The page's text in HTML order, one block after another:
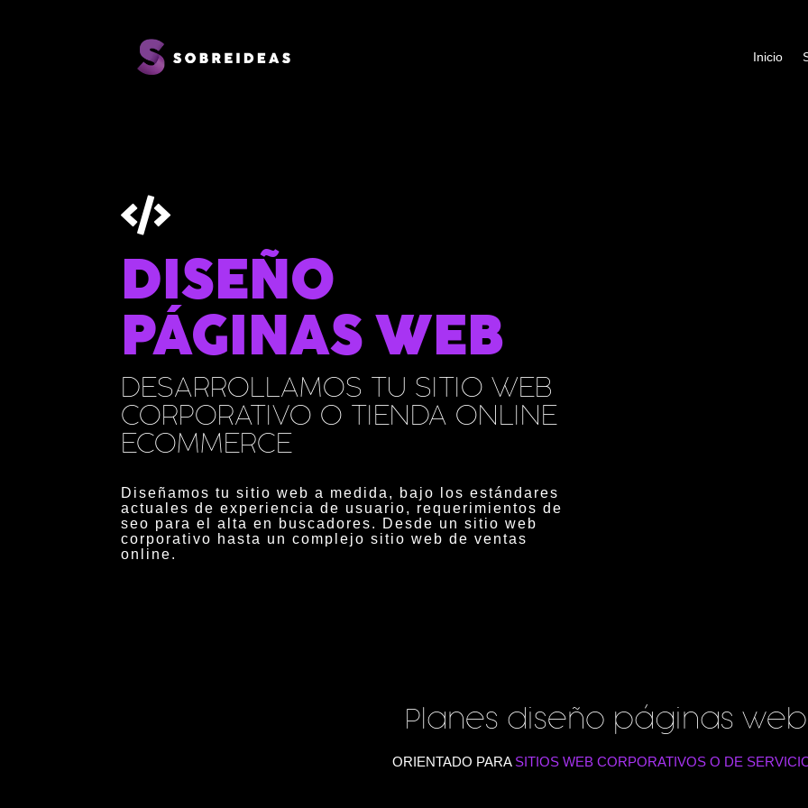
Inicio

DISEÑO
PÁGINAS WEB
DESARROLLAMOS TU SITIO WEB
CORPORATIVO O TIENDA ONLINE
ECOMMERCE
Diseñamos tu sitio web a medida, bajo los estándares
actuales de experiencia de usuario, requerimientos de
seo para el alta en buscadores. Desde un sitio web
corporativo hasta un complejo sitio web de ventas
online.
Planes diseño páginas web
ORIENTADO PARA SITIOS WEB CORPORATIVOS O DE